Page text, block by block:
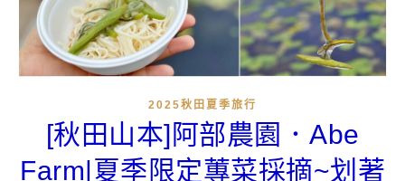
2025秋田夏季旅行
[秋田山本]阿部農園．Abe
Farm|夏季限定蓴菜採摘~划著